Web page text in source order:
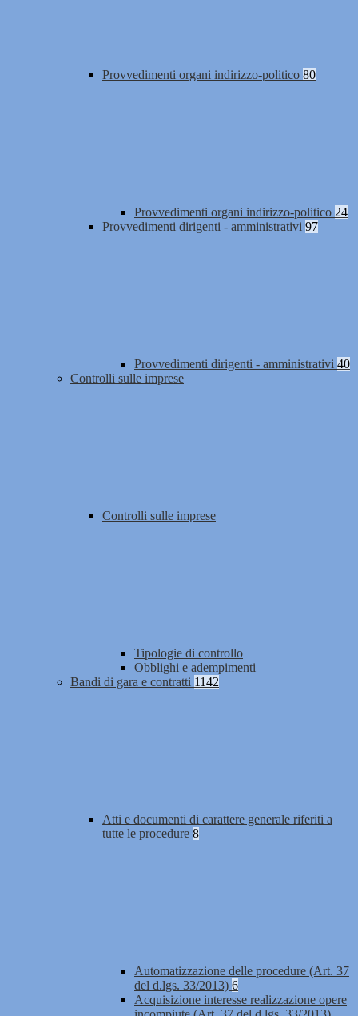
Provvedimenti organi indirizzo-politico 80
Provvedimenti organi indirizzo-politico 24
Provvedimenti dirigenti - amministrativi 97
Provvedimenti dirigenti - amministrativi 40
Controlli sulle imprese
Controlli sulle imprese
Tipologie di controllo
Obblighi e adempimenti
Bandi di gara e contratti 1142
Atti e documenti di carattere generale riferiti a
tutte le procedure 8
Automatizzazione delle procedure (Art. 37
del d.lgs. 33/2013) 6
Acquisizione interesse realizzazione opere